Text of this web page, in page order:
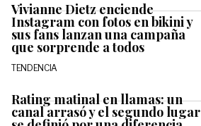
Vivianne Dietz enciende
Instagram con fotos en bikini y
sus fans lanzan una campaña
que sorprende a todos
TENDENCIA
Rating matinal en llamas: un
canal arrasó y el segundo lugar